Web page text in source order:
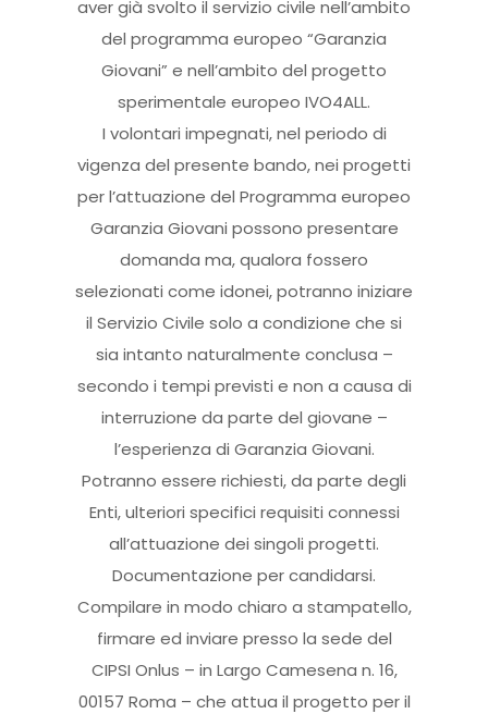
aver già svolto il servizio civile nell’ambito
del programma europeo “Garanzia
Giovani” e nell’ambito del progetto
sperimentale europeo IVO4ALL.
I volontari impegnati, nel periodo di
vigenza del presente bando, nei progetti
per l’attuazione del Programma europeo
Garanzia Giovani possono presentare
domanda ma, qualora fossero
selezionati come idonei, potranno iniziare
il Servizio Civile solo a condizione che si
sia intanto naturalmente conclusa –
secondo i tempi previsti e non a causa di
interruzione da parte del giovane –
l’esperienza di Garanzia Giovani.
Potranno essere richiesti, da parte degli
Enti, ulteriori specifici requisiti connessi
all’attuazione dei singoli progetti.
Documentazione per candidarsi.
Compilare in modo chiaro a stampatello,
firmare ed inviare presso la sede del
CIPSI Onlus – in Largo Camesena n. 16,
00157 Roma – che attua il progetto per il